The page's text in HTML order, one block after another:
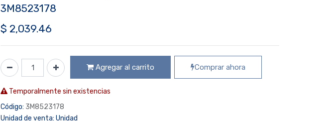
3M8523178
$ 2,039.46
Agregar al carrito Comprar ahora
Temporalmente sin existencias
Código: 3M8523178
Unidad de venta: Unidad